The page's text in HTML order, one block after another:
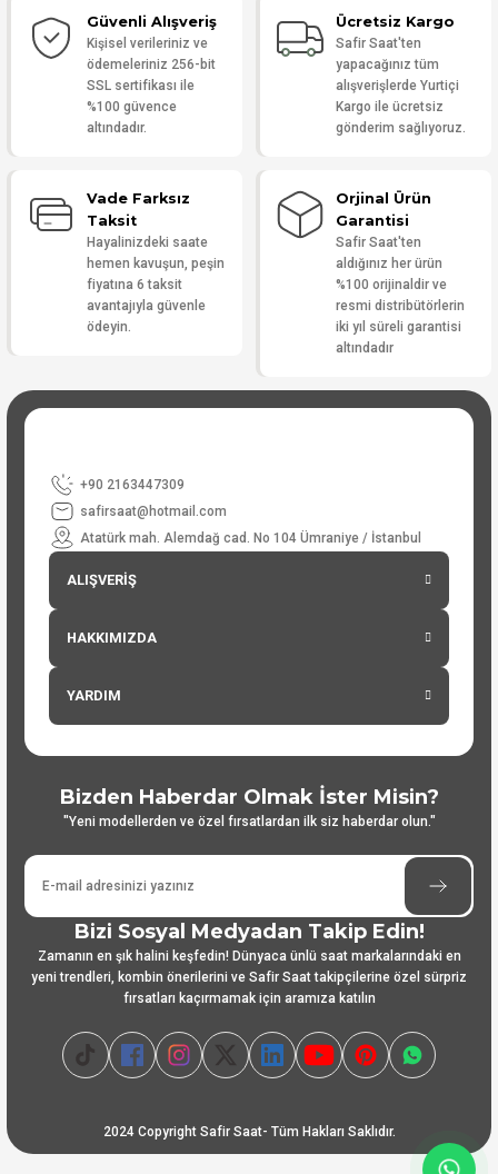
Yorum Yaz
Güvenli Alışveriş
Kişisel verileriniz ve
ödemeleriniz 256-bit
SSL sertifikası ile
%100 güvence
altındadır.
Ücretsiz Kargo
Safir Saat'ten
yapacağınız tüm
alışverişlerde Yurtiçi
Kargo ile ücretsiz
gönderim sağlıyoruz.
Vade Farksız
Taksit
Hayalinizdeki saate
hemen kavuşun, peşin
fiyatına 6 taksit
avantajıyla güvenle
ödeyin.
Orjinal Ürün
Garantisi
Safir Saat'ten
aldığınız her ürün
%100 orijinaldir ve
resmi distribütörlerin
iki yıl süreli garantisi
altındadır
+90 2163447309
safirsaat@hotmail.com
Atatürk mah. Alemdağ cad. No 104 Ümraniye / İstanbul
ALIŞVERİŞ
HAKKIMIZDA
YARDIM
Bizden Haberdar Olmak İster Misin?
"Yeni modellerden ve özel fırsatlardan ilk siz haberdar olun."
Bizi Sosyal Medyadan Takip Edin!
Zamanın en şık halini keşfedin! Dünyaca ünlü saat markalarındaki en
yeni trendleri, kombin önerilerini ve Safir Saat takipçilerine özel sürpriz
fırsatları kaçırmamak için aramıza katılın
2024 Copyright Safir Saat- Tüm Hakları Saklıdır.